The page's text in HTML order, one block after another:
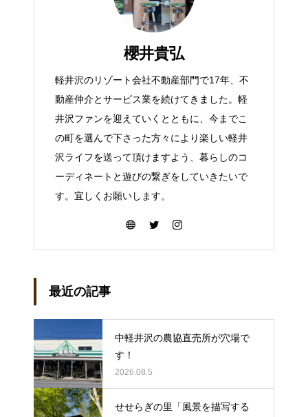
櫻井貴弘
軽井沢のリゾート会社不動産部門で17年、不
動産仲介とサービス業を続けてきました。軽
井沢ファンを迎えていくとともに、今までこ
の町を選んで下さった方々により楽しい軽井
沢ライフを送って頂けますよう、暮らしのコ
ーディネートと遊びの繋ぎをしていきたいで
す。宜しくお願いします。
最近の記事
中軽井沢の農協直売所が穴場で
す！
2026.08.5
せせらぎの里「風景を描写する